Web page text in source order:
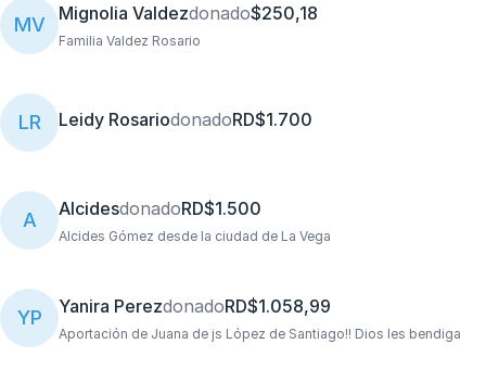
MV Mignolia Valdezdonado$250,18
Familia Valdez Rosario
LR Leidy RosariodonadoRD$1.700
A AlcidesdonadoRD$1.500
Alcides Gómez desde la ciudad de La Vega
YP Yanira PerezdonadoRD$1.058,99
Aportación de Juana de js López de Santiago!! Dios les bendiga